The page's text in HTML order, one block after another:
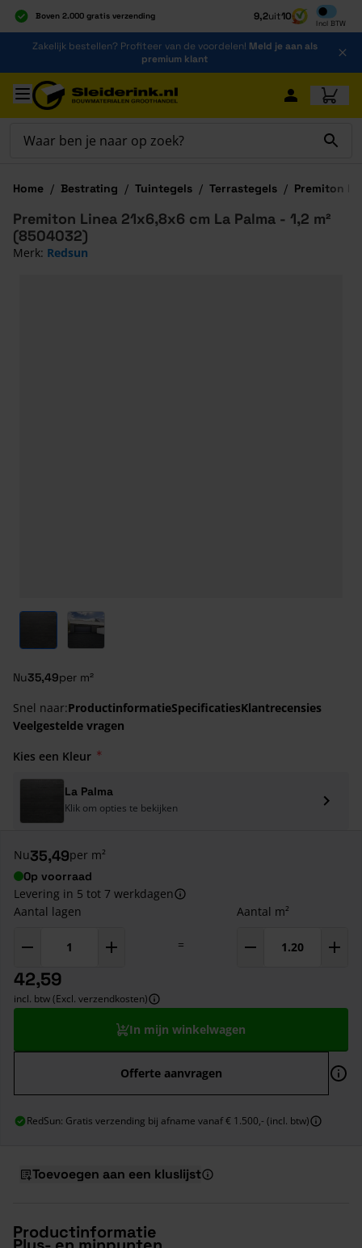
Boven 2.000 gratis verzending
Al 40 jaar dé specialist
Alles onder één dak
9,2uit10
Incl BTW
Inclusief
Ga naar de inhoud
Zakelijk bestellen? Profiteer van de voordelen! Meld je aan als
premium klant
Ga naar hoofdinhoud
Home / Bestrating / Tuintegels / Terrastegels / Premiton
View larger imageView larger image
Nu35,49per m²
Premiton Linea 21x6,8x6 cm La Palma - 1,2 m²
(8504032)
Merk: Redsun
Snel naar:ProductinformatieSpecificatiesKlantrecensies
Veelgestelde vragen
Kies een Kleur
La Palma
Klik om opties te bekijken
Nu35,49per m²
Op voorraad
Levering in 5 tot 7 werkdagen
Aantal lagen
=
Aantal m²
42,59
incl. btw (Excl. verzendkosten)
In mijn winkelwagen
Offerte aanvragen
RedSun: Gratis verzending bij afname vanaf € 1.500,- (incl. btw)
Toevoegen aan een kluslijst
Productinformatie